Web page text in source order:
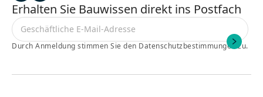
Erhalten Sie Bauwissen direkt ins Postfach
Durch Anmeldung stimmen Sie den Datenschutzbestimmungen zu.